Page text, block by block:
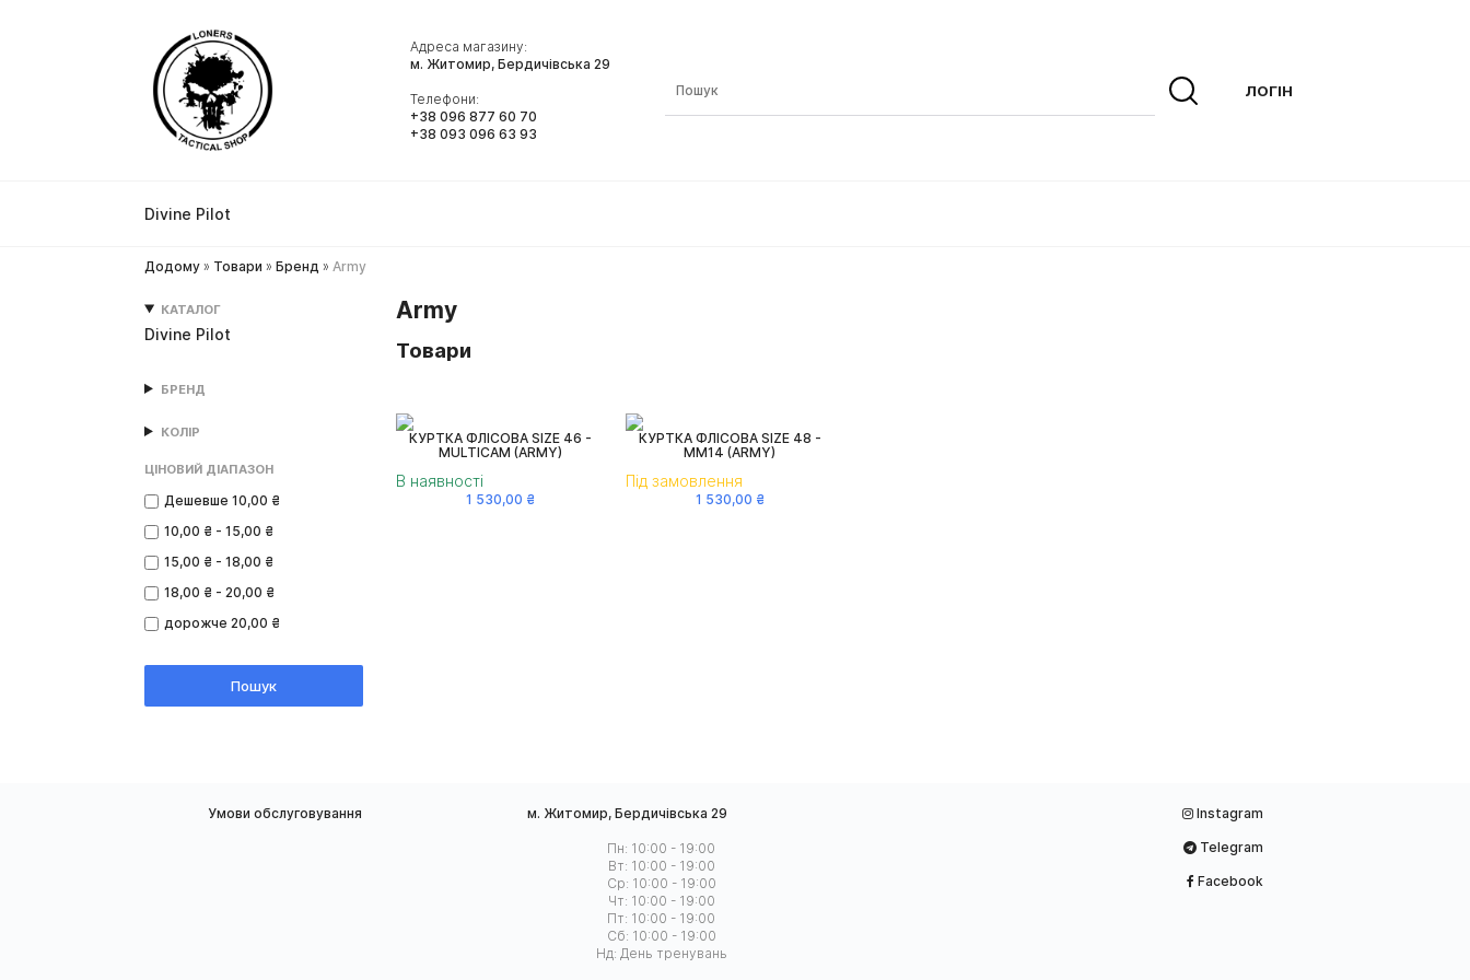
Адреса магазину:
м. Житомир, Бердичівська 29
Телефони:
+38 096 877 60 70
+38 093 096 63 93
ЛОГІН
Divine Pilot
Додому » Товари » Бренд » Army
КАТАЛОГ
Divine Pilot
БРЕНД
КОЛІР
ЦІНОВИЙ ДІАПАЗОН
Дешевше 10,00 ₴
10,00 ₴ - 15,00 ₴
15,00 ₴ - 18,00 ₴
18,00 ₴ - 20,00 ₴
дорожче 20,00 ₴
Пошук
Army
Товари
КУРТКА ФЛІСОВА SIZE 46 -
MULTICAM (ARMY)
В наявності
1 530,00 ₴
КУРТКА ФЛІСОВА SIZE 48 -
MM14 (ARMY)
Під замовлення
1 530,00 ₴
Умови обслуговування м. Житомир, Бердичівська 29
Пн: 10:00 - 19:00
Вт: 10:00 - 19:00
Ср: 10:00 - 19:00
Чт: 10:00 - 19:00
Пт: 10:00 - 19:00
Сб: 10:00 - 19:00
Нд: День тренувань
Instagram
Telegram
Facebook